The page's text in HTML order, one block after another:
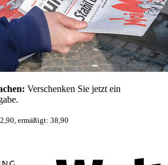
Verschenken Sie jetzt ein
ermäßigt: 38,90